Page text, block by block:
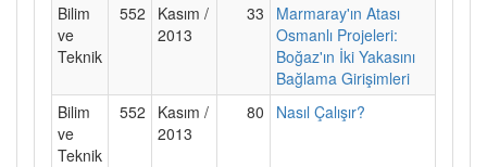
Bilim
ve
Teknik
552
Kasım /
2013
33
Marmaray'ın Atası
Osmanlı Projeleri:
Boğaz'ın İki Yakasını
Bağlama Girişimleri
Bilim
ve
Teknik
552
Kasım /
2013
80 Nasıl Çalışır?